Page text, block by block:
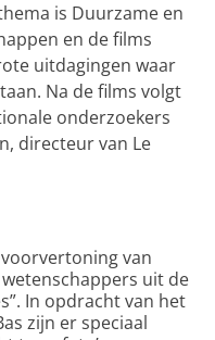
is Duurzame en
en de films
uitdagingen waar
Na de films volgt
onderzoekers
directeur van Le
van
uit de
In opdracht van het
zijn er speciaal